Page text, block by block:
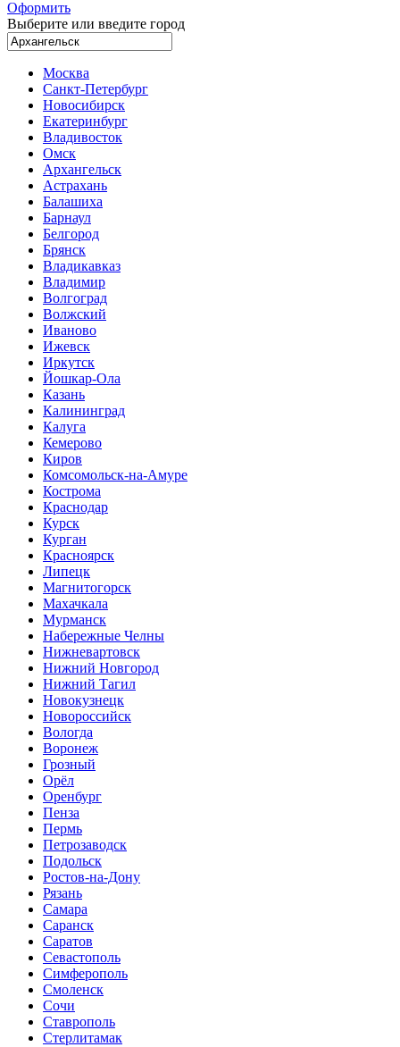
Оформить
Выберите или введите город
Москва
Санкт-Петербург
Новосибирск
Екатеринбург
Владивосток
Омск
Архангельск
Астрахань
Балашиха
Барнаул
Белгород
Брянск
Владикавказ
Владимир
Волгоград
Волжский
Иваново
Ижевск
Иркутск
Йошкар-Ола
Казань
Калининград
Калуга
Кемерово
Киров
Комсомольск-на-Амуре
Кострома
Краснодар
Курск
Курган
Красноярск
Липецк
Магнитогорск
Махачкала
Мурманск
Набережные Челны
Нижневартовск
Нижний Новгород
Нижний Тагил
Новокузнецк
Новороссийск
Вологда
Воронеж
Грозный
Орёл
Оренбург
Пенза
Пермь
Петрозаводск
Подольск
Ростов-на-Дону
Рязань
Самара
Саранск
Саратов
Севастополь
Симферополь
Смоленск
Сочи
Ставрополь
Стерлитамак